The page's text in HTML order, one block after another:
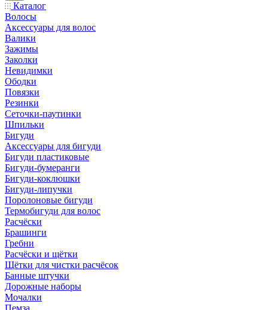
Каталог
Волосы
Аксессуары для волос
Валики
Зажимы
Заколки
Невидимки
Ободки
Повязки
Резинки
Сеточки-паутинки
Шпильки
Бигуди
Аксессуары для бигуди
Бигуди пластиковые
Бигуди-бумеранги
Бигуди-коклюшки
Бигуди-липучки
Поролоновые бигуди
Термобигуди для волос
Расчёски
Брашинги
Гребни
Расчёски и щётки
Щётки для чистки расчёсок
Банные штучки
Дорожные наборы
Мочалки
Пемза